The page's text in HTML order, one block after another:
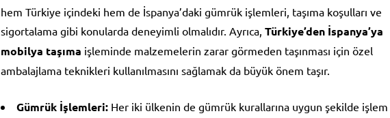
hem Türkiye içindeki hem de İspanya’daki gümrük işlemleri, taşıma koşulları ve
sigortalama gibi konularda deneyimli olmalıdır. Ayrıca, Türkiye’den İspanya’ya
mobilya taşıma işleminde malzemelerin zarar görmeden taşınması için özel
ambalajlama teknikleri kullanılmasını sağlamak da büyük önem taşır.
Gümrük İşlemleri: Her iki ülkenin de gümrük kurallarına uygun şekilde işlem